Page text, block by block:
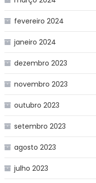
fevereiro 2024
janeiro 2024
dezembro 2023
novembro 2023
outubro 2023
setembro 2023
agosto 2023
julho 2023